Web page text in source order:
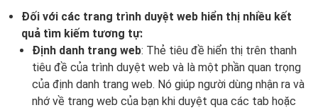
Đối với các trang trình duyệt web hiển thị nhiều kết
quả tìm kiếm tương tự:
Định danh trang web: Thẻ tiêu đề hiển thị trên thanh
tiêu đề của trình duyệt web và là một phần quan trọng
của định danh trang web. Nó giúp người dùng nhận ra và
nhớ về trang web của bạn khi duyệt qua các tab hoặc